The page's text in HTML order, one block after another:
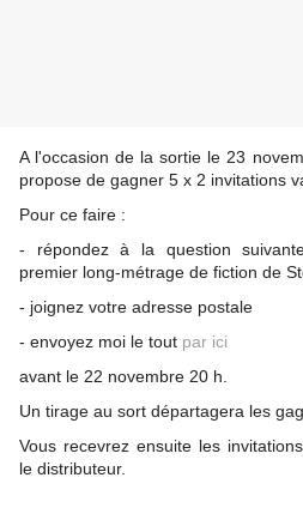
A l'occasion de la sortie le 23
propose de gagner 5 x 2 invitations
Pour ce faire :
- répondez à la question
premier long-métrage de fiction de
- joignez votre adresse postale
- envoyez moi le tout par ici
avant le 22 novembre 20 h.
Un tirage au sort départagera les
Vous recevrez ensuite les
le distributeur.